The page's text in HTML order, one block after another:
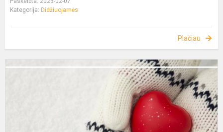
Kategorija: Didžiuojamės
Plačiau